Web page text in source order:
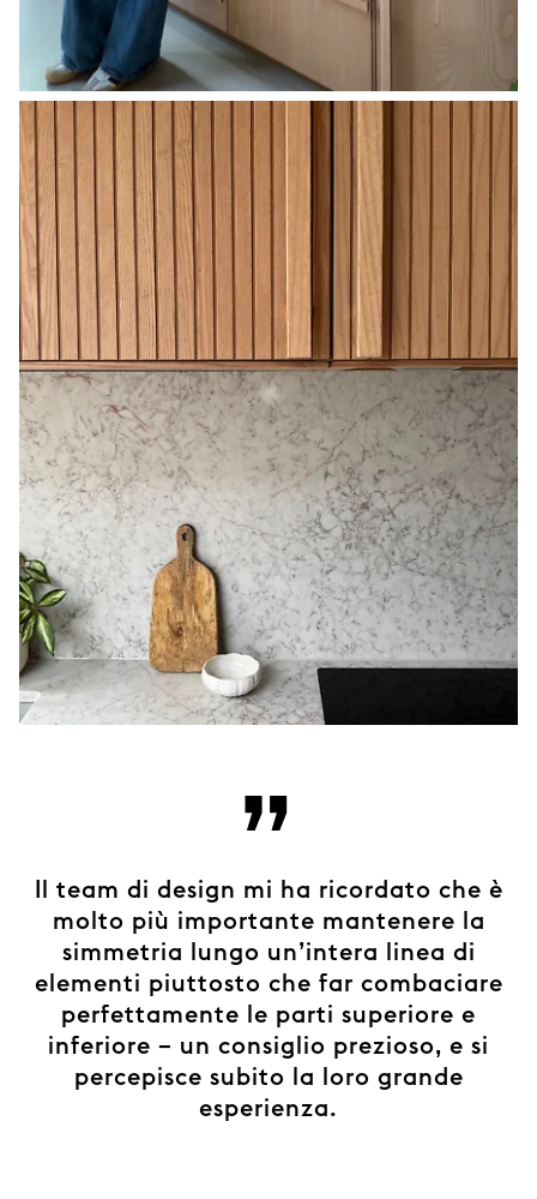
”
Il team di design mi ha ricordato che è
molto più importante mantenere la
simmetria lungo un’intera linea di
elementi piuttosto che far combaciare
perfettamente le parti superiore e
inferiore – un consiglio prezioso, e si
percepisce subito la loro grande
esperienza.